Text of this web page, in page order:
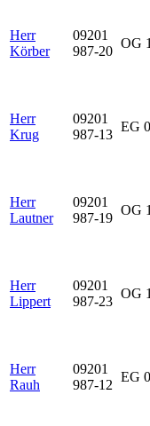
Herr
Körber
09201
987-20
OG
Herr
Krug
09201
987-13
EG
Herr
Lautner
09201
987-19
OG
Herr
Lippert
09201
987-23
OG
Herr
Rauh
09201
987-12
EG